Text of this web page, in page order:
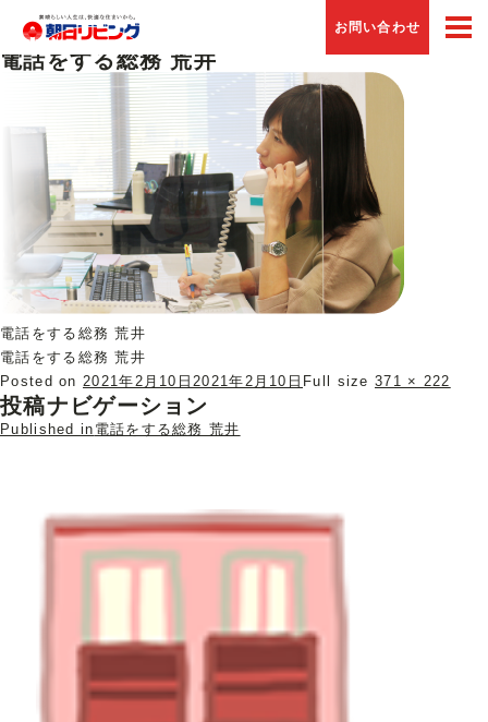
お問い合わせ
Previous Image
Next Image
電話をする総務 荒井
電話をする総務 荒井
電話をする総務 荒井
Posted on 2021年2月10日 2021年2月10日 Full size 371 × 222
投稿ナビゲーション
Published in 電話をする総務 荒井